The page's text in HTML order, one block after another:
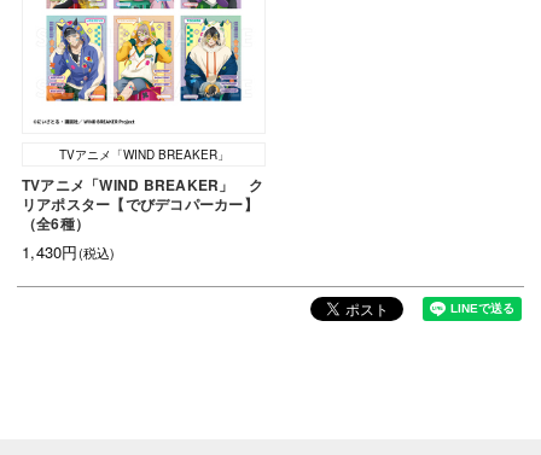
TVアニメ「WIND BREAKER」
TVアニメ「WIND BREAKER」 ク
リアポスター【でびデコパーカー】
（全6種）
1,430円(税込)